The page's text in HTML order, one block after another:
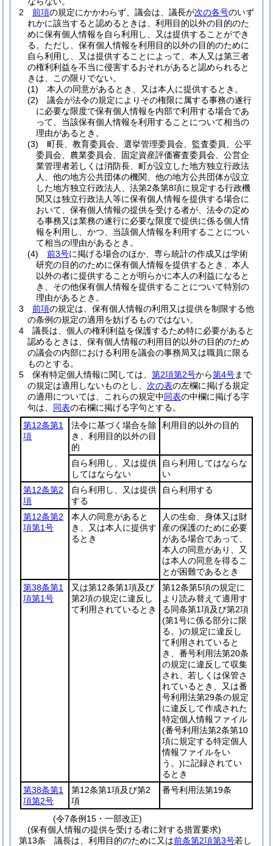
2
前項の規定にかかわらず、議会は、議長が次の各号のいず
れかに該当すると認めるときは、利用目的以外の目的のた
めに保有個人情報を自ら利用し、又は提供することができ
る。 ただし、保有個人情報を利用目的以外の目的のために
自ら利用し、又は提供することによって、本人又は第三者
の権利利益を不当に侵害するおそれがあると認められると
きは、この限りでない。
(1)
本人の同意があるとき、又は本人に提供するとき。
(2)
議会が法令の規定によりその権限に属する事務の遂行
に必要な限度で保有個人情報を内部で利用する場合であ
って、当該保有個人情報を利用することについて相当の
理由があるとき。
(3)
町長、教育委員会、選挙管理委員会、監査委員、公平
委員会、農業委員会、固定資産評価審査委員会、公営企
業管理者若しくは消防長、町が設立した地方独立行政法
人、他の地方公共団体の機関、他の地方公共団体が設立
した地方独立行政法人、法第2条第8項に規定する行政機
関又は独立行政法人等に保有個人情報を提供する場合に
おいて、保有個人情報の提供を受ける者が、法令の定め
る事務又は業務の遂行に必要な限度で提供に係る個人情
報を利用し、かつ、当該個人情報を利用することについ
て相当の理由があるとき。
(4)
前3号に掲げる場合のほか、専ら統計の作成又は学術
研究の目的のために保有個人情報を提供するとき、本人
以外の者に提供することが明らかに本人の利益になると
き、その他保有個人情報を提供することについて特別の
理由があるとき。
3
前項の規定は、保有個人情報の利用又は提供を制限する他
の条例の規定の適用を妨げるものではない。
4
議長は、個人の権利利益を保護するため特に必要があると
認めるときは、保有個人情報の利用目的以外の目的のため
の議会の内部における利用を議会の事務局又は職員に限る
ものとする。
5
保有特定個人情報に関しては、 第2項第2号から第4号まで
の規定は適用しないものとし、 次の表の左欄に掲げる規定
の適用については、これらの規定中同表の中欄に掲げる字
句は、 同表の右欄に掲げる字句とする。
第12条第1
項
法令に基づく場合を除
き、利用目的以外の目
的
利用目的以外の目的
自ら利用し、又は提供
してはならない
自ら利用してはならな
い
第12条第2
項
自ら利用し、又は提供
する
自ら利用する
第12条第2
項第1号
本人の同意があると
き、又は本人に提供す
るとき
人の生命、身体又は財
産の保護のために必要
がある場合であって、
本人の同意があり、又
は本人の同意を得るこ
とが困難であるとき
第38条第1
項第1号
又は第12条第1項及び
第2項の規定に違反し
て利用されているとき
第12条第5項の規定に
より読み替えて適用す
る同条第1項及び第2項
(第1号に係る部分に限
る。)の規定に違反し
て利用されていると
き、番号利用法第20条
の規定に違反して収集
され、若しくは保管さ
れているとき、又は番
号利用法第29条の規定
に違反して作成された
特定個人情報ファイル
(番号利用法第2条第10
項に規定する特定個人
情報ファイルをい
う。)に記録されてい
るとき
第38条第1
項第2号
第12条第1項及び第2
項
番号利用法第19条
(令7条例15・一部改正)
(保有個人情報の提供を受ける者に対する措置要求)
第13条
議長は、利用目的のために又は前条第2項第3号若し